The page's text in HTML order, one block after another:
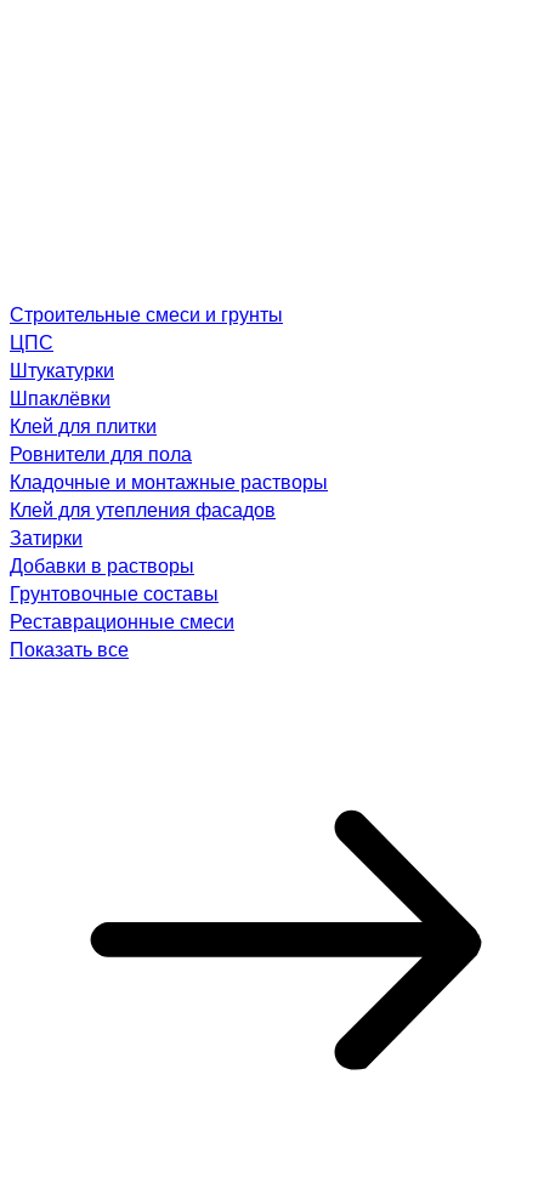
Строительные смеси и грунты
ЦПС
Штукатурки
Шпаклёвки
Клей для плитки
Ровнители для пола
Кладочные и монтажные растворы
Клей для утепления фасадов
Затирки
Добавки в растворы
Грунтовочные составы
Реставрационные смеси
Показать все